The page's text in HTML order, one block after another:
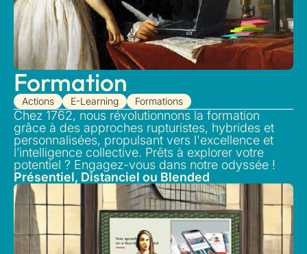
Formation
Actions E-Learning Formations
Chez 1762, nous révolutionnons la formation
grâce à des approches rupturistes, hybrides et
personnalisées, propulsant vers l'excellence et
l’intelligence collective. Prêts à explorer votre
potentiel ? Engagez-vous dans notre odyssée !
Présentiel, Distanciel ou Blended